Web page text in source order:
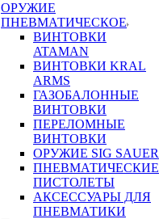
ОРУЖИЕ
ПНЕВМАТИЧЕСКОЕ
ВИНТОВКИ
ATAMAN
ВИНТОВКИ KRAL
ARMS
ГАЗОБАЛОННЫЕ
ВИНТОВКИ
ПЕРЕЛОМНЫЕ
ВИНТОВКИ
ОРУЖИЕ SIG SAUER
ПНЕВМАТИЧЕСКИЕ
ПИСТОЛЕТЫ
АКСЕССУАРЫ ДЛЯ
ПНЕВМАТИКИ